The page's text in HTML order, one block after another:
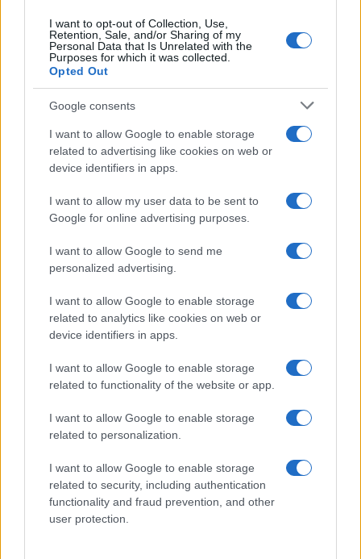
I want to opt-out of Collection, Use,
Retention, Sale, and/or Sharing of my
Personal Data that Is Unrelated with the
Purposes for which it was collected.
Opted Out
Google consents
I want to allow Google to enable storage
related to advertising like cookies on web or
device identifiers in apps.
I want to allow my user data to be sent to
Google for online advertising purposes.
I want to allow Google to send me
personalized advertising.
I want to allow Google to enable storage
related to analytics like cookies on web or
device identifiers in apps.
I want to allow Google to enable storage
related to functionality of the website or app.
I want to allow Google to enable storage
related to personalization.
I want to allow Google to enable storage
related to security, including authentication
functionality and fraud prevention, and other
user protection.
showgirl , nata inSpagnanel 1972, ha nutrito fin
danza , studiando danza classica alReale
Conservatoriodi Madrid.
La suacarrieraha preso slancio quando ha
debuttato sullaTV spagnolacon il programma
musicale La quinta marcha . Poco dopo, si è
trasferita inItaliacon
sposandolo nel1992e diventando madre diNatalia
Junior.
Insieme aMastrota